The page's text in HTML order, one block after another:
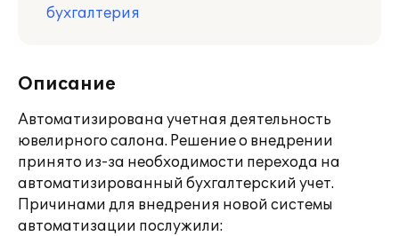
бухгалтерия
Описание
Автоматизирована учетная деятельность
ювелирного салона. Решение о внедрении
принято из-за необходимости перехода на
автоматизированный бухгалтерский учет.
Причинами для внедрения новой системы
автоматизации послужили: